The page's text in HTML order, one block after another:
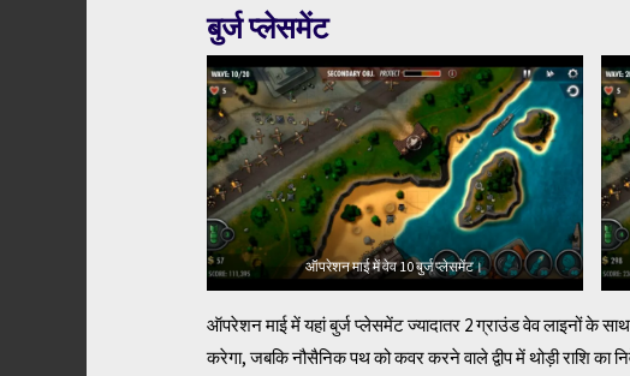
बुर्ज प्लेसमेंट
ऑपरेशन माई में वेव 10 बुर्ज प्लेसमेंट।
ऑपरेशन माई में यहां बुर्ज प्लेसमेंट ज्यादातर 2 ग्राउंड वेव लाइनों के साथ
करेगा, जबकि नौसैनिक पथ को कवर करने वाले द्वीप में थोड़ी राशि